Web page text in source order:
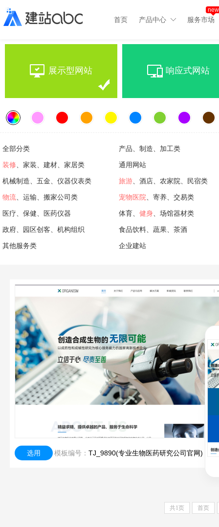
首页 产品中心 服务市场
new
展示型网站 响应式网站
全部分类 产品、制造、加工类
装修 、家装、建材、家居类 通用网站
机械制造、五金、仪器仪表类 旅游 、酒店、农家院、民宿类
物流 、运输、搬家公司类 宠物医院 、寄养、交易类
医疗、保健、医药仪器 体育、 健身 、场馆器材类
政府、园区创客、机构组织 食品饮料、蔬果、茶酒
其他服务类 企业建站
选用 模板编号： TJ_9890(专业生物医药研究公司官网)
共1页 首页